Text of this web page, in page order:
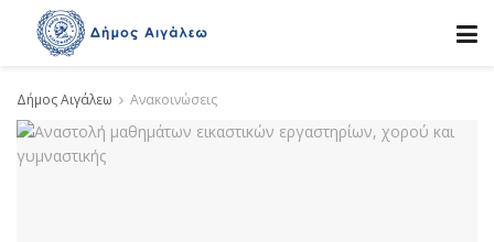
Δήμος Αιγάλεω Ανακοινώσεις